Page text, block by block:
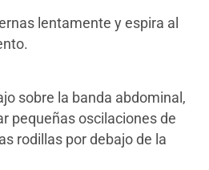
lentamente y espira al
sobre la banda abdominal,
pequeñas oscilaciones de
rodillas por debajo de la